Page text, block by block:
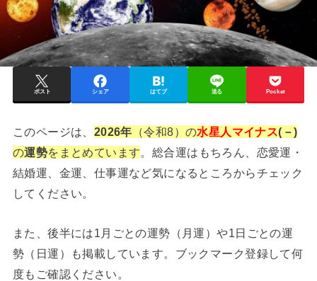
ポスト シェア はてブ 送る Pocket
このページは、 2026年 （令和8）の水星人マイナス(－)
の運勢をまとめています。総合運はもちろん、恋愛運・
結婚運、金運、仕事運など気になるところからチェック
してください。
また、後半には1月ごとの運勢（月運）や1日ごとの運
勢（日運）も掲載しています。ブックマーク登録して何
度もご確認ください。